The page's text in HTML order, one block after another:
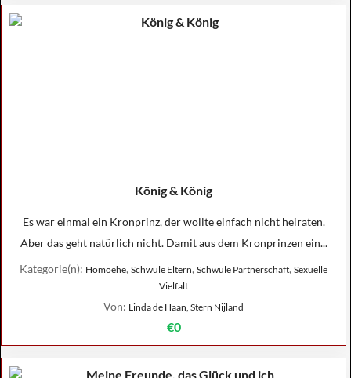
König & König
Es war einmal ein Kronprinz, der wollte einfach nicht heiraten.
Aber das geht natürlich nicht. Damit aus dem Kronprinzen ein...
Kategorie(n): Homoehe, Schwule Eltern, Schwule Partnerschaft, Sexuelle
Vielfalt
Von: Linda de Haan, Stern Nijland
€0